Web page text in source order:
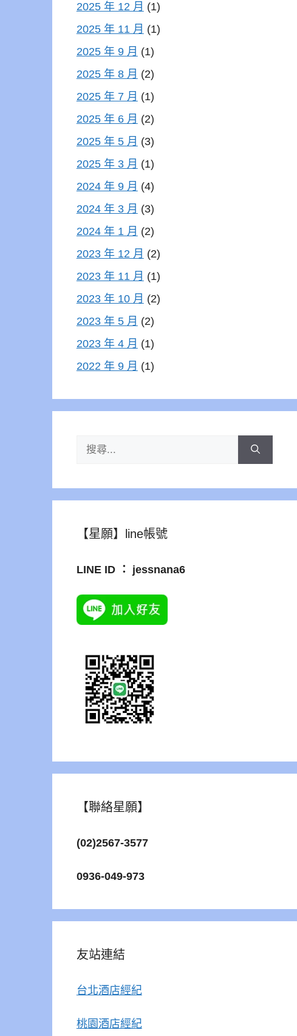
2025 年 12 月 (1)
2025 年 11 月 (1)
2025 年 9 月 (1)
2025 年 8 月 (2)
2025 年 7 月 (1)
2025 年 6 月 (2)
2025 年 5 月 (3)
2025 年 3 月 (1)
2024 年 9 月 (4)
2024 年 3 月 (3)
2024 年 1 月 (2)
2023 年 12 月 (2)
2023 年 11 月 (1)
2023 年 10 月 (2)
2023 年 5 月 (2)
2023 年 4 月 (1)
2022 年 9 月 (1)
【星願】line帳號
LINE ID ： jessnana6
【聯絡星願】
(02)2567-3577
0936-049-973
友站連結
台北酒店經紀
桃園酒店經紀